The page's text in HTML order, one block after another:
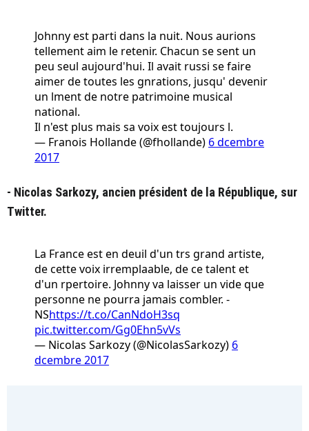
Johnny est parti dans la nuit. Nous aurions
tellement aim le retenir. Chacun se sent un
peu seul aujourd'hui. Il avait russi se faire
aimer de toutes les gnrations, jusqu' devenir
un lment de notre patrimoine musical
national.
Il n'est plus mais sa voix est toujours l.
— Franois Hollande (@fhollande) 6 dcembre
2017
- Nicolas Sarkozy, ancien président de la République, sur
Twitter.
La France est en deuil d'un trs grand artiste,
de cette voix irremplaable, de ce talent et
d'un rpertoire. Johnny va laisser un vide que
personne ne pourra jamais combler. -
NShttps://t.co/CanNdoH3sq
pic.twitter.com/Gg0Ehn5vVs
— Nicolas Sarkozy (@NicolasSarkozy) 6
dcembre 2017